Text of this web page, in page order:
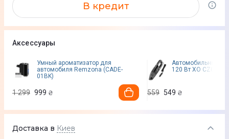
В кредит
Аксессуары
Умный ароматизатор для
автомобиля Remzona (CADE-
01BK)
1 299 999 ₴
Автомобильный
120 Вт XO
559 549 ₴
Доставка в Киев